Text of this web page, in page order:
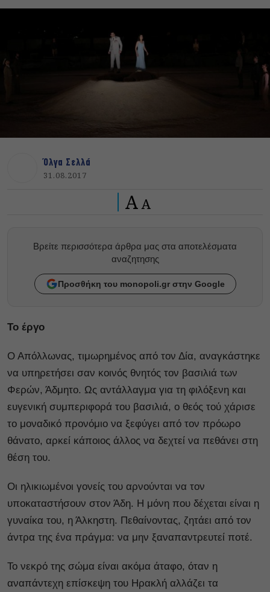
Όλγα Σελλά
31.08.2017
A A
Βρείτε περισσότερα άρθρα μας στα αποτελέσματα
αναζητησης
Προσθήκη του monopoli.gr στην Google
Το έργο
Ο Απόλλωνας, τιμωρημένος από τον Δία, αναγκάστηκε
να υπηρετήσει σαν κοινός θνητός τον βασιλιά των
Φερών, Άδμητο. Ως αντάλλαγμα για τη φιλόξενη και
ευγενική συμπεριφορά του βασιλιά, ο θεός τού χάρισε
το μοναδικό προνόμιο να ξεφύγει από τον πρόωρο
θάνατο, αρκεί κάποιος άλλος να δεχτεί να πεθάνει στη
θέση του.
Οι ηλικιωμένοι γονείς του αρνούνται να τον
υποκαταστήσουν στον Άδη. Η μόνη που δέχεται είναι η
γυναίκα του, η Άλκηστη. Πεθαίνοντας, ζητάει από τον
άντρα της ένα πράγμα: να μην ξαναπαντρευτεί ποτέ.
Το νεκρό της σώμα είναι ακόμα άταφο, όταν η
αναπάντεχη επίσκεψη του Ηρακλή αλλάζει τα